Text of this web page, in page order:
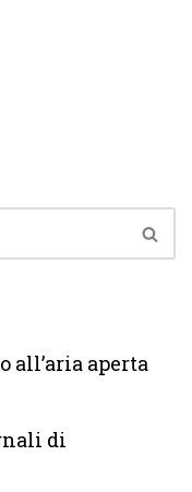
all’aria aperta
di